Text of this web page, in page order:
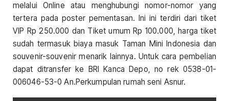
melalui Online atau menghubungi nomor-nomor yang
tertera pada poster pementasan. Ini ini terdiri dari tiket
VIP Rp 250.000 dan Tiket umum Rp 100.000, harga tiket
sudah termasuk biaya masuk Taman Mini Indonesia dan
souvenir-souvenir menarik lainnya. Untuk cara pembelian
dapat ditransfer ke BRI Kanca Depo, no rek 0538-01-
006046-53-0 An.Perkumpulan rumah seni Asnur.